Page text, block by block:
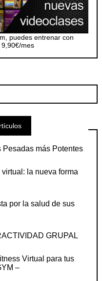
puedes entrenar con
9,90€/mes
más Potentes
la nueva forma
por la salud de sus
GRUPAL
Virtual para tus
–